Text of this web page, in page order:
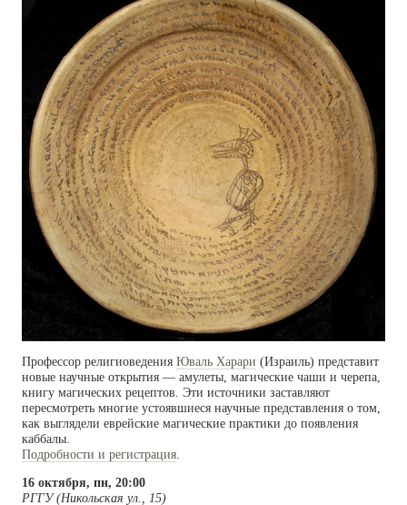
Профессор религиоведения Юваль Харари (Израиль) представит
новые научные открытия — амулеты, магические чаши и черепа,
книгу магических рецептов. Эти источники заставляют
пересмотреть многие устоявшиеся научные представления о том,
как выглядели еврейские магические практики до появления
каббалы.
Подробности и регистрация.
16 октября, пн, 20:00
РГГУ (Никольская ул., 15)